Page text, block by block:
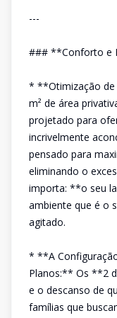
---
### **Conforto e
* **Otimização de
m² de área
projetado para
incrivelmente
pensado para
eliminando o
importa: **o seu
ambiente que é o
agitado.
* **A
Planos:** Os **2
e o descanso de
famílias que